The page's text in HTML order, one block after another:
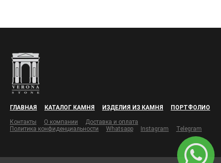
ГЛАВНАЯ КАТАЛОГ КАМНЯ ИЗДЕЛИЯ ИЗ КАМНЯ ПОРТФОЛИО
Контакты О компании
Доставка и оплата
Политика конфиденциальности
Whatsapp Instagram Telegram